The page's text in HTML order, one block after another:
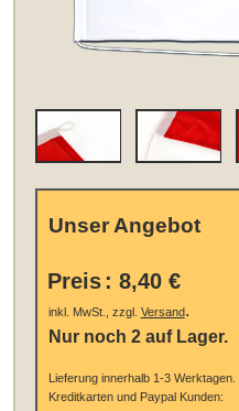
Unser Angebot
Preis : 8,40 €
inkl. MwSt., zzgl. Versand.
Nur noch 2 auf Lager.
Lieferung innerhalb 1-3 Werktagen.
Kreditkarten und Paypal Kunden: